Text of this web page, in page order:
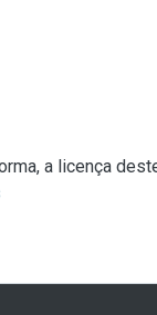
a licença